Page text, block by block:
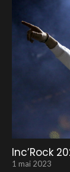
Inc’Rock
1 mai 2023